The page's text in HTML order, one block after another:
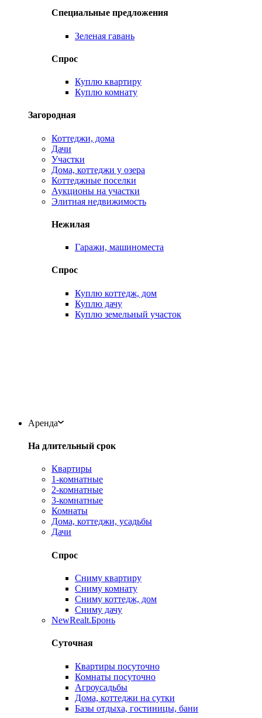
Специальные предложения
Зеленая гавань
Спрос
Куплю квартиру
Куплю комнату
Загородная
Коттеджи, дома
Дачи
Участки
Дома, коттеджи у озера
Коттеджные поселки
Аукционы на участки
Элитная недвижимость
Нежилая
Гаражи, машиноместа
Спрос
Куплю коттедж, дом
Куплю дачу
Куплю земельный участок
Аренда
На длительный срок
Квартиры
1-комнатные
2-комнатные
3-комнатные
Комнаты
Дома, коттеджи, усадьбы
Дачи
Спрос
Сниму квартиру
Сниму комнату
Сниму коттедж, дом
Сниму дачу
NewRealt.Бронь
Суточная
Квартиры посуточно
Комнаты посуточно
Агроусадьбы
Дома, коттеджи на сутки
Базы отдыха, гостиницы, бани